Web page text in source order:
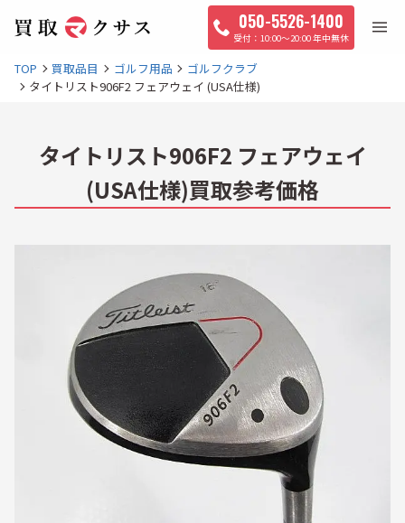
050-5526-1400
10:00〜20:00 年中無休
TOP 買取品目 ゴルフ用品
ゴルフクラブ
タイトリスト906F2 フェアウェイ (USA仕様)
タイトリスト906F2 フェアウェイ
(USA仕様)買取参考価格